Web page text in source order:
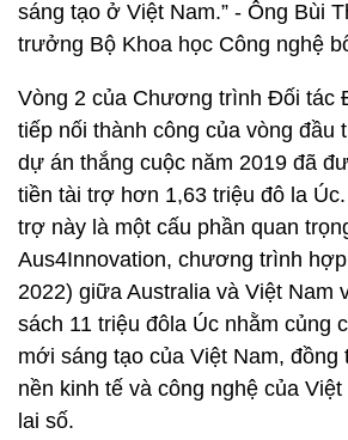
sáng tạo ở Việt Nam.” - Ông Bùi
trưởng Bộ Khoa học Công nghệ
Vòng 2 của Chương trình Đối tác
tiếp nối thành công của vòng đầu
dự án thắng cuộc năm 2019 đã
tiền tài trợ hơn 1,63 triệu đô la
trợ này là một cấu phần quan
Aus4Innovation, chương trình
2022) giữa Australia và Việt Nam
sách 11 triệu đôla Úc nhằm củng
mới sáng tạo của Việt Nam, đồng
nền kinh tế và công nghệ của
lai số.